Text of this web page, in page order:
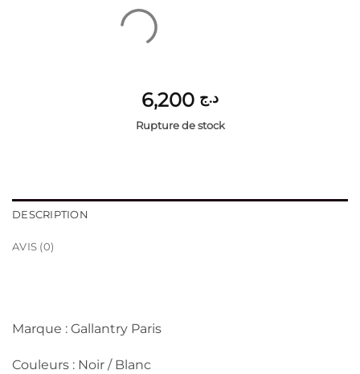
د.ج
Rupture de stock
DESCRIPTION
AVIS (0)
Marque : Gallantry Paris
Couleurs : Noir / Blanc